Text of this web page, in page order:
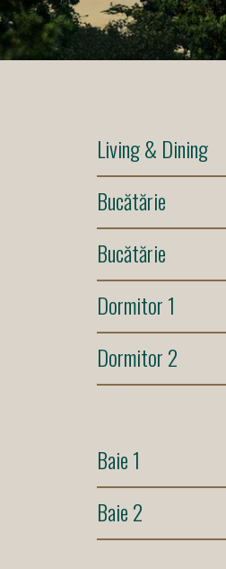
Living & Dining
Bucătărie
Bucătărie
Dormitor 1
Dormitor 2
Baie 1
Baie 2